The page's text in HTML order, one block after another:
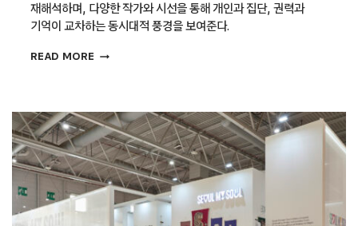
재해석하며, 다양한 작가와 시선을 통해 개인과 집단, 권력과
기억이 교차하는 동시대적 풍경을 보여준다.
READ MORE 균열에서
〈유니
폼:
브로큰
트윌〉
전